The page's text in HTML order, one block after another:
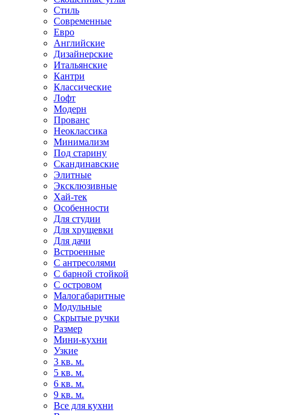
Стиль
Современные
Евро
Английские
Дизайнерские
Итальянские
Кантри
Классические
Лофт
Модерн
Прованс
Неоклассика
Минимализм
Под старину
Скандинавские
Элитные
Эксклюзивные
Хай-тек
Особенности
Для студии
Для хрущевки
Для дачи
Встроенные
С антресолями
С барной стойкой
С островом
Малогабаритные
Модульные
Скрытые ручки
Размер
Мини-кухни
Узкие
3 кв. м.
5 кв. м.
6 кв. м.
9 кв. м.
Все для кухни